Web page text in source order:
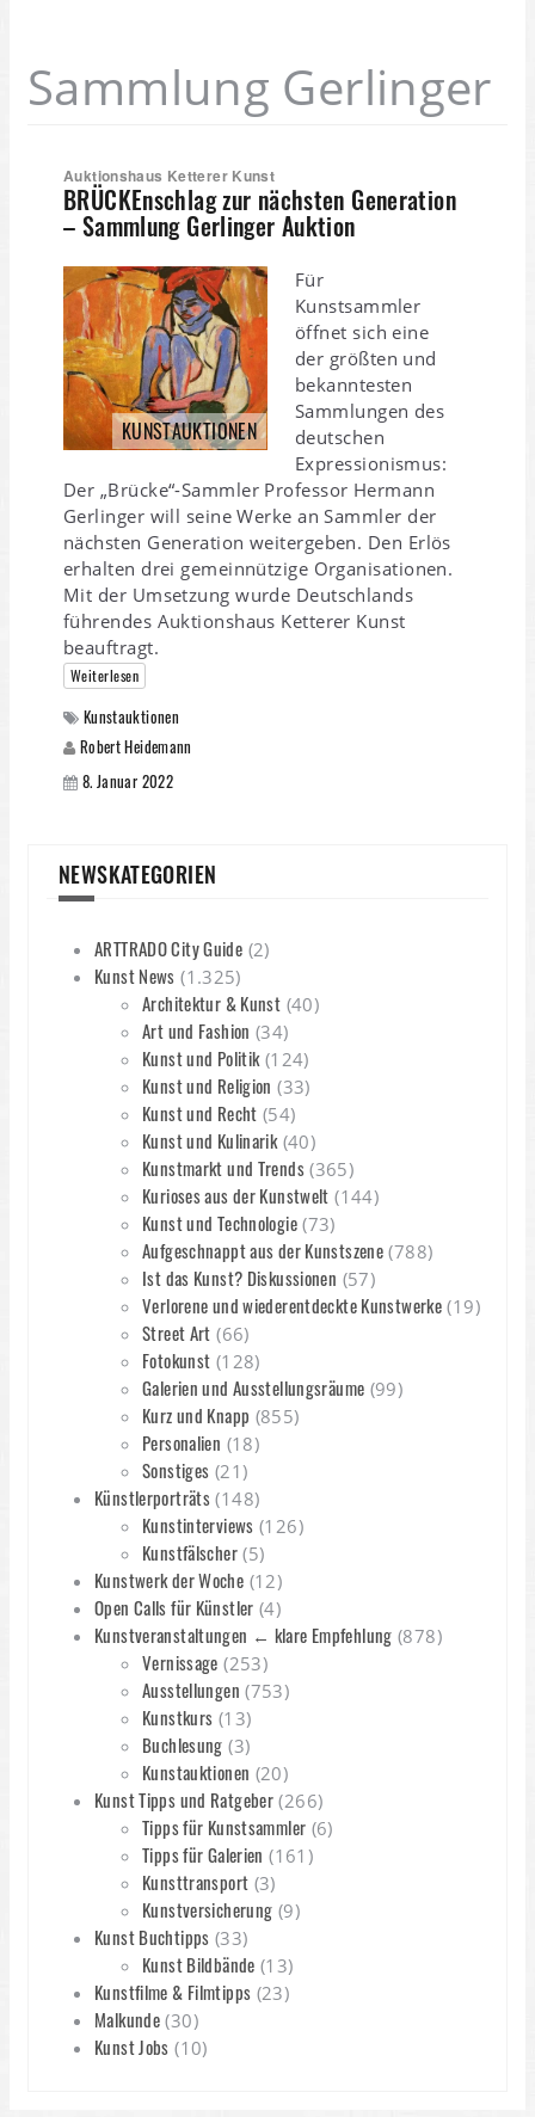
Sammlung Gerlinger
Auktionshaus Ketterer Kunst
BRÜCKEnschlag zur nächsten Generation
– Sammlung Gerlinger Auktion
KUNSTAUKTIONEN
Für
Kunstsammler
öffnet sich eine
der größten und
bekanntesten
Sammlungen des
deutschen
Expressionismus:
Der „Brücke“-Sammler Professor Hermann
Gerlinger will seine Werke an Sammler der
nächsten Generation weitergeben. Den Erlös
erhalten drei gemeinnützige Organisationen.
Mit der Umsetzung wurde Deutschlands
führendes Auktionshaus Ketterer Kunst
beauftragt.
Weiterlesen
Kunstauktionen
Robert Heidemann
8. Januar 2022
NEWSKATEGORIEN
ARTTRADO City Guide (2)
Kunst News (1.325)
Architektur & Kunst (40)
Art und Fashion (34)
Kunst und Politik(124)
Kunst und Religion (33)
Kunst und Recht (54)
Kunst und Kulinarik(40)
Kunstmarkt und Trends(365)
Kurioses aus der Kunstwelt (144)
Kunst und Technologie(73)
Aufgeschnappt aus der Kunstszene (788)
Ist das Kunst? Diskussionen (57)
Verlorene und wiederentdeckte Kunstwerke (19)
Street Art (66)
Fotokunst (128)
Galerien und Ausstellungsräume (99)
Kurz und Knapp (855)
Personalien (18)
Sonstiges (21)
Künstlerporträts (148)
Kunstinterviews (126)
Kunstfälscher(5)
Kunstwerk der Woche (12)
Open Calls für Künstler (4)
Kunstveranstaltungen ← klare Empfehlung (878)
Vernissage (253)
Ausstellungen (753)
Kunstkurs (13)
Buchlesung (3)
Kunstauktionen (20)
Kunst Tipps und Ratgeber (266)
Tipps für Kunstsammler (6)
Tipps für Galerien (161)
Kunsttransport (3)
Kunstversicherung (9)
Kunst Buchtipps (33)
Kunst Bildbände (13)
Kunstfilme & Filmtipps (23)
Malkunde (30)
Kunst Jobs (10)